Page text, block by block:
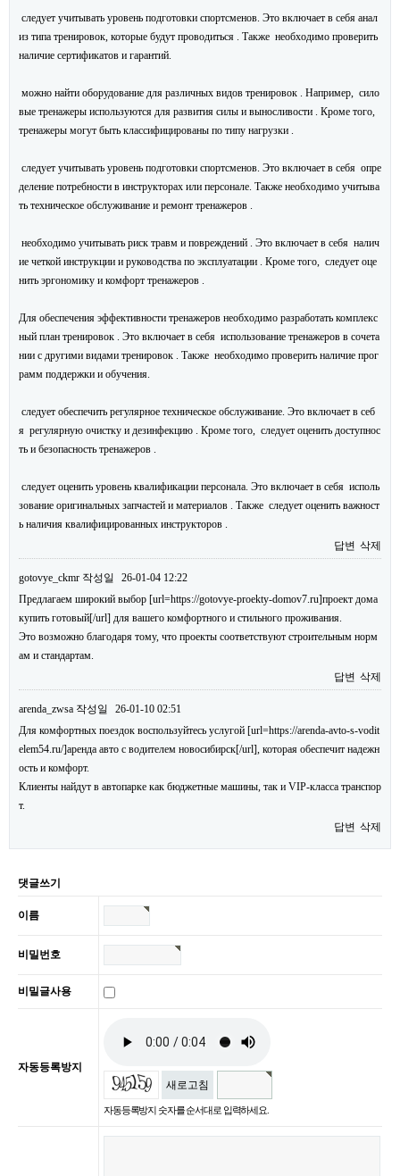
следует учитывать уровень подготовки спортсменов. Это включает в себя анал
из типа тренировок, которые будут проводиться . Также необходимо проверить
наличие сертификатов и гарантий.
можно найти оборудование для различных видов тренировок . Например, сило
вые тренажеры используются для развития силы и выносливости . Кроме того,
тренажеры могут быть классифицированы по типу нагрузки .
следует учитывать уровень подготовки спортсменов. Это включает в себя опре
деление потребности в инструкторах или персонале. Также необходимо учитыва
ть техническое обслуживание и ремонт тренажеров .
необходимо учитывать риск травм и повреждений . Это включает в себя налич
ие четкой инструкции и руководства по эксплуатации . Кроме того, следует оце
нить эргономику и комфорт тренажеров .
Для обеспечения эффективности тренажеров необходимо разработать комплекс
ный план тренировок . Это включает в себя использование тренажеров в сочета
нии с другими видами тренировок . Также необходимо проверить наличие прог
рамм поддержки и обучения.
следует обеспечить регулярное техническое обслуживание. Это включает в себ
я регулярную очистку и дезинфекцию . Кроме того, следует оценить доступнос
ть и безопасность тренажеров .
следует оценить уровень квалификации персонала. Это включает в себя исполь
зование оригинальных запчастей и материалов . Также следует оценить важност
ь наличия квалифицированных инструкторов .
답변 삭제
gotovye_ckmr 작성일
26-01-04 12:22
Предлагаем широкий выбор [url=https://gotovye-proekty-domov7.ru]проект дома
купить готовый[/url] для вашего комфортного и стильного проживания.
Это возможно благодаря тому, что проекты соответствуют строительным норм
ам и стандартам.
답변 삭제
arenda_zwsa 작성일
26-01-10 02:51
Для комфортных поездок воспользуйтесь услугой [url=https://arenda-avto-s-vodit
elem54.ru/]аренда авто с водителем новосибирск[/url], которая обеспечит надежн
ость и комфорт.
Клиенты найдут в автопарке как бюджетные машины, так и VIP-класса транспор
т.
답변 삭제
댓글쓰기
이름
비밀번호
비밀글사용
자동등록방지
새로고침
자동등록방지 숫자를 순서대로 입력하세요.